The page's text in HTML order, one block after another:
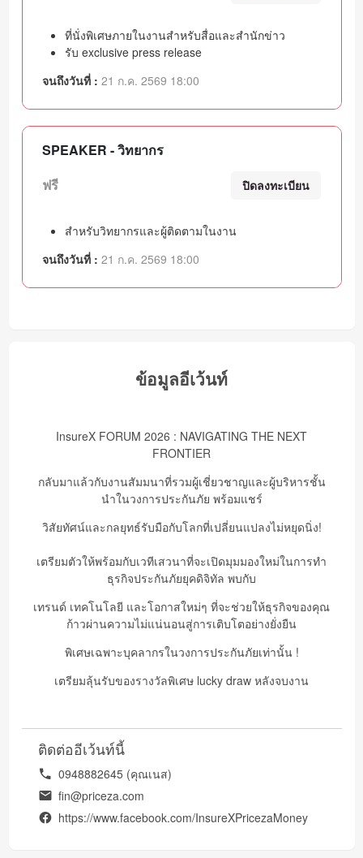
ที่นั่งพิเศษภายในงานสำหรับสื่อและสำนักข่าว
รับ exclusive press release
จนถึงวันที่ : 21 ก.ค. 2569 18:00
SPEAKER - วิทยากร
ฟรี
ปิดลงทะเบียน
สำหรับวิทยากรและผู้ติดตามในงาน
จนถึงวันที่ : 21 ก.ค. 2569 18:00
ข้อมูลอีเว้นท์
InsureX FORUM 2026 : NAVIGATING THE NEXT
FRONTIER
กลับมาแล้วกับงานสัมมนาที่รวมผู้เชี่ยวชาญและผู้บริหารชั้น
นำในวงการประกันภัย พร้อมแชร์
วิสัยทัศน์และกลยุทธ์รับมือกับโลกที่เปลี่ยนแปลงไม่หยุดนิ่ง!
เตรียมตัวให้พร้อมกับเวทีเสวนาที่จะเปิดมุมมองใหม่ในการทำ
ธุรกิจประกันภัยยุคดิจิทัล พบกับ
เทรนด์ เทคโนโลยี และโอกาสใหม่ๆ ที่จะช่วยให้ธุรกิจของคุณ
ก้าวผ่านความไม่แน่นอนสู่การเติบโตอย่างยั่งยืน
พิเศษเฉพาะบุคลากรในวงการประกันภัยเท่านั้น !
เตรียมลุ้นรับของรางวัลพิเศษ lucky draw หลังจบงาน
ติดต่ออีเว้นท์นี้
0948882645 (คุณเนส)
fin@priceza.com
https://www.facebook.com/InsureXPricezaMoney